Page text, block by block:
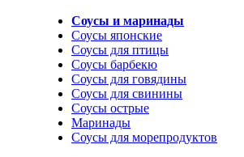
Соусы и маринады
Соусы японские
Соусы для птицы
Соусы барбекю
Соусы для говядины
Соусы для свинины
Соусы острые
Маринады
Соусы для морепродуктов